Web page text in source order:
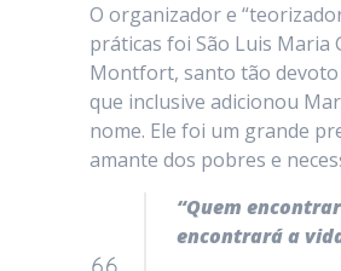
O organizador e
práticas foi São Luis Maria
Montfort, santo tão devoto
que inclusive adicionou
nome. Ele foi um grande
amante dos pobres e
“Quem
encontrará a